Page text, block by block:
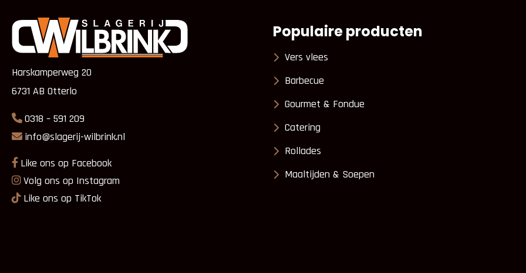
Harskamperweg 20
6731 AB Otterlo
0318 – 591 209
info@slagerij-wilbrink.nl
Like ons op Facebook
Volg ons op Instagram
Like ons op TikTok
Populaire producten
Vers vlees
Barbecue
Gourmet & Fondue
Catering
Rollades
Maaltijden & Soepen